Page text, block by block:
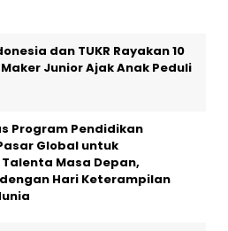
dan TUKR Rayakan 10
Junior Ajak Anak Peduli
Program Pendidikan
Global untuk
Masa Depan,
Hari Keterampilan